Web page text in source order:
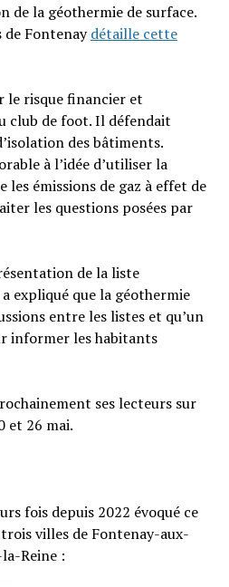
de la géothermie de surface.
de Fontenaydétaille cette
risque financier et
club de foot. Il défendait
des bâtiments.
à l’idée d’utiliser la
émissions de gaz à effet de
les questions posées par
de la liste
expliqué que la géothermie
entre les listes et qu’un
informer les habitants
ses lecteurs sur
et 26 mai.
fois depuis 2022 évoqué ce
villes de Fontenay-aux-
Reine :